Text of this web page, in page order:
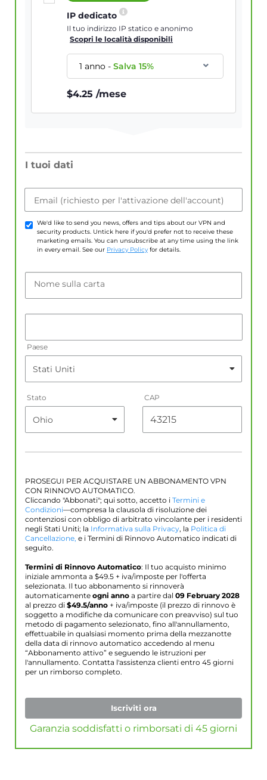
IP dedicato
Il tuo indirizzo IP statico e anonimo
Scopri le località disponibili
1 anno-Salva15%
$4.25 /mese
I tuoi dati
Email (richiesto per l'attivazione dell'account)
We'd like to send you news, offers and tips about our VPN and
security products. Untick here if you'd prefer not to receive these
marketing emails. You can unsubscribe at any time using the link
in every email. See our Privacy Policy for details.
Nome sulla carta
Paese
Stato CAP
PROSEGUI PER ACQUISTARE UN ABBONAMENTO VPN
CON RINNOVO AUTOMATICO.
Cliccando "Abbonati"; qui sotto, accetto i Termini e
Condizioni—compresa la clausola di risoluzione dei
contenziosi con obbligo di arbitrato vincolante per i residenti
negli Stati Uniti; la Informativa sulla Privacy, la Politica di
Cancellazione, e i Termini di Rinnovo Automatico indicati di
seguito.
Termini di Rinnovo Automatico: Il tuo acquisto minimo
iniziale ammonta a $49.5 + iva/imposte per l'offerta
selezionata. Il tuo abbonamento si rinnoverà
automaticamente ogni anno a partire dal 09 February 2028
al prezzo di $49.5/anno + iva/imposte (il prezzo di rinnovo è
soggetto a modifiche da comunicare con preavviso) sul tuo
metodo di pagamento selezionato, fino all'annullamento,
effettuabile in qualsiasi momento prima della mezzanotte
della data di rinnovo automatico accedendo al menu
“Abbonamento attivo” e seguendo le istruzioni per
l'annullamento. Contatta l'assistenza clienti entro 45 giorni
per un rimborso completo.
Iscriviti ora
Garanzia soddisfatti o rimborsati di 45 giorni